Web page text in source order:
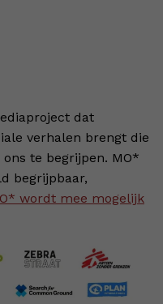
dat
verhalen brengt die
te begrijpen. MO*
begrijpbaar,
wordt mee mogelijk